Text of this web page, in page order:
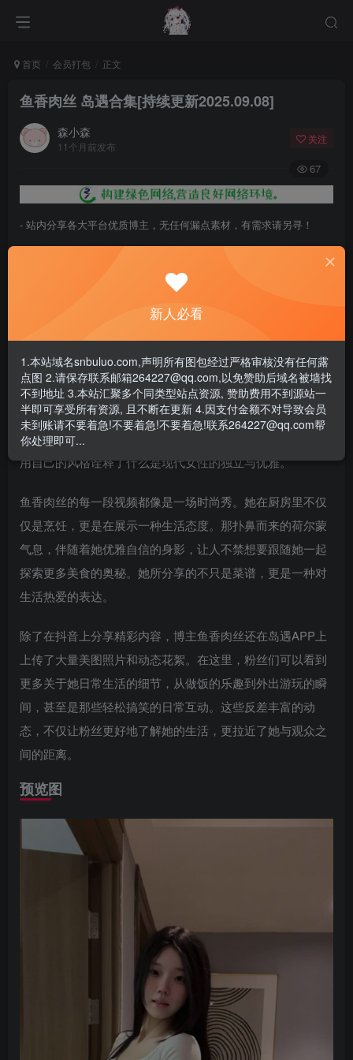
首页 会员打包 正文
鱼香肉丝 岛遇合集[持续更新2025.09.08]
森小森
11个月前发布
关注
67
- 站内分享各大平台优质博主，无任何漏点素材，有需求请另寻！
- 百度网盘提示提取码错误，请更换浏览器重试，这是百度网盘版本问
- 遇见解压密码不对、无法解压，请查看
- 资源失效/充值未到账/账号解禁...等问题请《提交工单》
光是名字“鱼香肉丝”，就让人感受到了美食的诱惑。这道经
典菜肴的色香味俱全，正如博主本人所呈现出的迷人气质。
她身材高挑、五官精致，每一次出镜都如同一幅艺术作品，
令人过目不忘。在厨房的油烟机下，她不仅烹饪着美味，更
用自己的风格诠释了什么是现代女性的独立与优雅。
鱼香肉丝的每一段视频都像是一场时尚秀。她在厨房里不仅
仅是烹饪，更是在展示一种生活态度。那扑鼻而来的荷尔蒙
气息，伴随着她优雅自信的身影，让人不禁想要跟随她一起
探索更多美食的奥秘。她所分享的不只是菜谱，更是一种对
生活热爱的表达。
除了在抖音上分享精彩内容，博主鱼香肉丝还在岛遇APP上
上传了大量美图照片和动态花絮。在这里，粉丝们可以看到
更多关于她日常生活的细节，从做饭的乐趣到外出游玩的瞬
间，甚至是那些轻松搞笑的日常互动。这些反差丰富的动
态，不仅让粉丝更好地了解她的生活，更拉近了她与观众之
间的距离。
预览图
新人必看
1.本站域名snbuluo.com,声明所有图包经过严格审核没有任何露
点图 2.请保存联系邮箱264227@qq.com,以免赞助后域名被墙找
不到地址 3.本站汇聚多个同类型站点资源, 赞助费用不到源站一
半即可享受所有资源, 且不断在更新 4.因支付金额不对导致会员
未到账请不要着急!不要着急!不要着急!联系264227@qq.com帮
你处理即可...